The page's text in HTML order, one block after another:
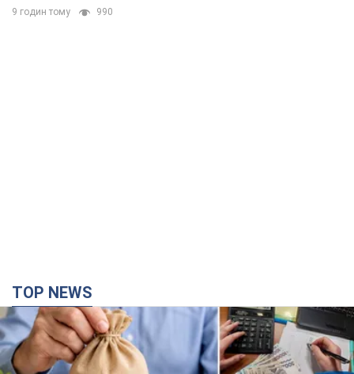
9 годин тому 990
TOP NEWS